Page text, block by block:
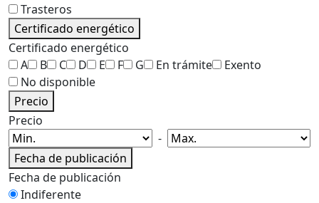
Trasteros
Certificado energético
Certificado energético
A
B C D E F G En trámite
Exento
No disponible
Precio
Precio
-
Fecha de publicación
Fecha de publicación
Indiferente